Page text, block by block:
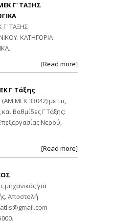
Γ' ΤΑΞΗΣ
Γ' ΤΑΞΗΣ
ΚΑΤΗΓΟΡΙΑ
[Read more]
Γ Τάξης
(ΑΜ ΜΕΚ 33042) με τις
Βαθμίδες Γ Τάξης:
Νερού,
[Read more]
μηχανικός για
Αποστολή